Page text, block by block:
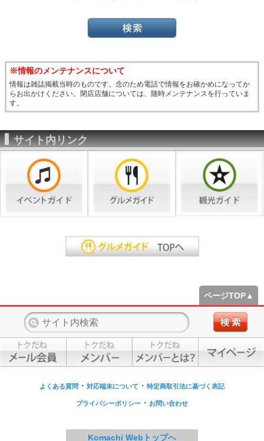
※情報のメンテナンスについて
情報は雑誌掲載当時のものです。念のため電話で情報をお確かめになってか
らお出かけください。閉店店舗については、随時メンテナンスを行っていま
す。
サイト内リンク
ページTOP▲
よくある質問 ・ 対応端末について ・ 特定商取引法に基づく表記
プライバシーポリシー ・ お問い合わせ
Komachi Webトップへ